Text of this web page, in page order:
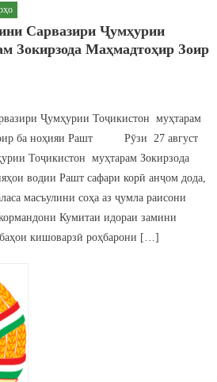
Сарвазири Ҷумҳурии
Зокирзода Маҳмадтоҳир Зоир
Ҷумҳурии Тоҷикистон муҳтарам
ба ноҳияи Рашт Рӯзи 27 август
Тоҷикистон муҳтарам Зокирзода
водии Рашт сафари корӣ анҷом дода,
масъулини соҳа аз ҷумла раисони
Кумитаи идораи замини
кишоварзӣ роҳбарони […]